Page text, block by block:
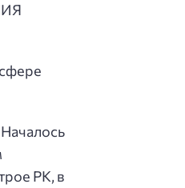
РК, в